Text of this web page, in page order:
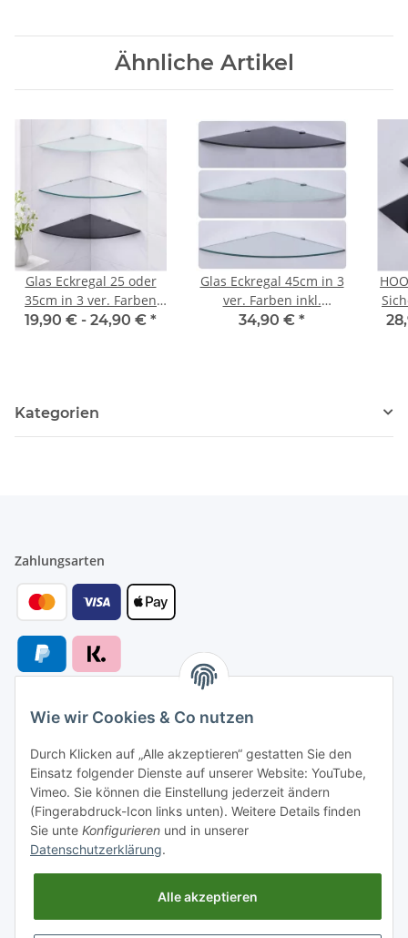
Ähnliche Artikel
Glas Eckregal 25 oder
35cm in 3 ver. Farben
inkl. Halterung aus
19,90 € - 24,90 € *
Glas Eckregal 45cm in 3
ver. Farben inkl.
Halterung aus
34,90 € *
Kategorien
Zahlungsarten
Versandarten
Versand nach
Wie wir Cookies & Co nutzen
Durch Klicken auf „Alle akzeptieren“ gestatten Sie den
Einsatz folgender Dienste auf unserer Website: YouTube,
Vimeo. Sie können die Einstellung jederzeit ändern
(Fingerabdruck-Icon links unten). Weitere Details finden
Sie unte Konfigurieren und in unserer
Datenschutzerklärung.
Alle akzeptieren